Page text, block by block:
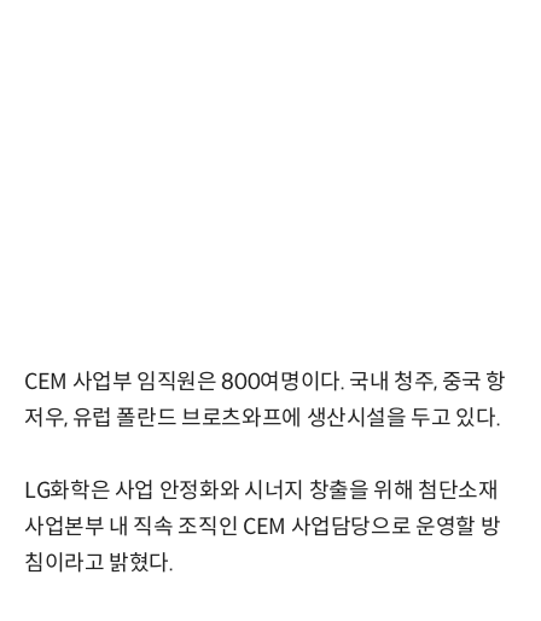
CEM 사업부 임직원은 800여명이다. 국내 청주, 중국 항
저우, 유럽 폴란드 브로츠와프에 생산시설을 두고 있다.
LG화학은 사업 안정화와 시너지 창출을 위해 첨단소재
사업본부 내 직속 조직인 CEM 사업담당으로 운영할 방
침이라고 밝혔다.